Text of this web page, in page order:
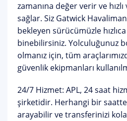
zamanına değer verir ve
sağlar. Siz Gatwick
bekleyen sürücümüzle hızlıca
binebilirsiniz. Yolculuğunuz
olmanız için, tüm
güvenlik ekipmanları
24/7 Hizmet: APL, 24 saat
şirketidir. Herhangi bir
arayabilir ve transferinizi